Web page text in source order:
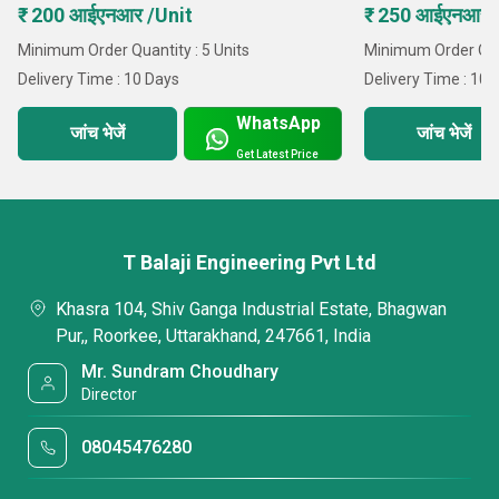
₹ 200 आईएनआर /Unit
Minimum Order Quantity : 5 Units
Delivery Time : 10 Days
जांच भेजें WhatsApp
Get Latest Price
₹ 250 आईएनआर
Minimum Order
Delivery Time : 10
जांच भेजें
T Balaji Engineering Pvt Ltd
Khasra 104, Shiv Ganga Industrial Estate, Bhagwan
Pur,, Roorkee, Uttarakhand, 247661, India
Mr. Sundram Choudhary
Director
08045476280